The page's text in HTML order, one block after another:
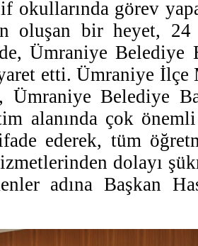
okullarında görev
oluşan bir heyet, 24
Ümraniye Belediye
etti. Ümraniye
Ümraniye Belediye
alanında çok
ederek, tüm
dolayı
adına Başkan